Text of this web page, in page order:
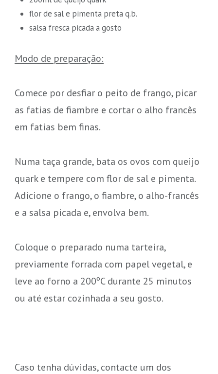
flor de sal e pimenta preta q.b.
salsa fresca picada a gosto
Modo de preparação:
Comece por desfiar o peito de frango, picar
as fatias de fiambre e cortar o alho francês
em fatias bem finas.
Numa taça grande, bata os ovos com queijo
quark e tempere com flor de sal e pimenta.
Adicione o frango, o fiambre, o alho-francês
e a salsa picada e, envolva bem.
Coloque o preparado numa tarteira,
previamente forrada com papel vegetal, e
leve ao forno a 200ºC durante 25 minutos
ou até estar cozinhada a seu gosto.
Caso tenha dúvidas, contacte um dos